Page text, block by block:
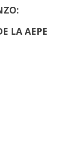
LA AEPE